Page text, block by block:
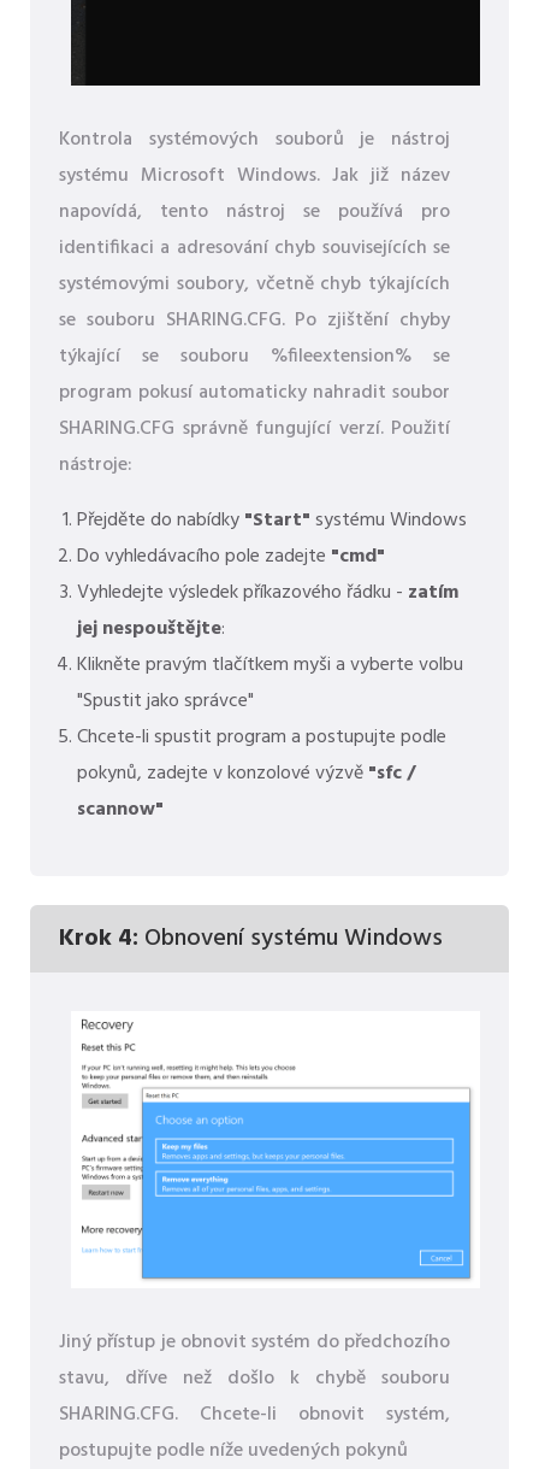
Kontrola systémových souborů je nástroj
systému Microsoft Windows. Jak již název
napovídá, tento nástroj se používá pro
identifikaci a adresování chyb souvisejících se
systémovými soubory, včetně chyb týkajících
se souboru SHARING.CFG. Po zjištění chyby
týkající se souboru %fileextension% se
program pokusí automaticky nahradit soubor
SHARING.CFG správně fungující verzí. Použití
nástroje:
Přejděte do nabídky"Start"systému Windows
Do vyhledávacího pole zadejte "cmd"
Vyhledejte výsledek příkazového řádku - zatím
jej nespouštějte:
Klikněte pravým tlačítkem myši a vyberte volbu
"Spustit jako správce"
Chcete-li spustit program a postupujte podle
pokynů, zadejte v konzolové výzvě"sfc /
scannow"
Krok 4: Obnovení systému Windows
Jiný přístup je obnovit systém do předchozího
stavu, dříve než došlo k chybě souboru
SHARING.CFG. Chcete-li obnovit systém,
postupujte podle níže uvedených pokynů